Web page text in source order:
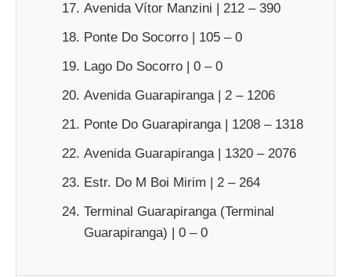
Avenida Vítor Manzini | 212 – 390
Ponte Do Socorro | 105 – 0
Lago Do Socorro | 0 – 0
Avenida Guarapiranga | 2 – 1206
Ponte Do Guarapiranga | 1208 – 1318
Avenida Guarapiranga | 1320 – 2076
Estr. Do M Boi Mirim | 2 – 264
Terminal Guarapiranga (Terminal
Guarapiranga) | 0 – 0